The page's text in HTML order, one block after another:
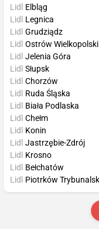
Lidl
Elbląg
Lidl
Legnica
Lidl Grudziądz
Lidl Ostrów Wielkopolski
Lidl Jelenia Góra
Lidl Słupsk
Lidl Chorzów
Lidl
Ruda Śląska
Lidl
Biała Podlaska
Lidl Chełm
Lidl
Konin
Lidl Jastrzębie-Zdrój
Lidl
Krosno
Lidl
Bełchatów
Lidl
Piotrków